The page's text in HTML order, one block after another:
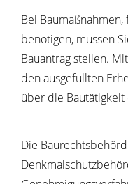
Bei
benötigen, müssen
Bauantrag stellen.
den ausgefüllten
über die
Die